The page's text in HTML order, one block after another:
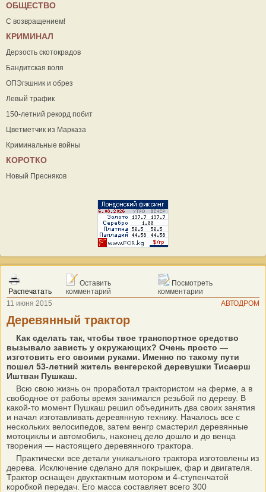
ОБЩЕСТВО
С возвращением!
КРИМИНАЛ
Дерзость скотокрадов
Бандитская воля
ОПЭгэшник и обрез
Левый трафик
150-летний рекорд побит
Цветметчик из Марказа
Криминальные войны
КОРОТКО
Новый Пресняков
Распечатать
Оставить
комментарий
Посмотреть
комментарии
11 июня 2015
АВТОДРОМ
Деревянный трактор
Как сделать так, чтобы твое транспортное средство
вызывало зависть у окружающих? Очень просто —
изготовить его своими руками. Именно по такому пути
пошел 53-летний житель венгерской деревушки Тисаерш
Иштван Пушкаш.
Всю свою жизнь он проработал трактористом на ферме, а в
свободное от работы время занимался резьбой по дереву. В
какой-то момент Пушкаш решил объединить два своих занятия
и начал изготавливать деревянную технику. Началось все с
нескольких велосипедов, затем венгр смастерил деревянные
мотоциклы и автомобиль, наконец дело дошло и до венца
творения — настоящего деревянного трактора.
Практически все детали уникального трактора изготовлены из
дерева. Исключение сделано для покрышек, фар и двигателя.
Трактор оснащен двухтактным мотором и 4-ступенчатой
коробкой передач. Его масса составляет всего 300